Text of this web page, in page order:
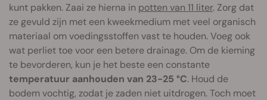
kunt pakken. Zaai ze hierna in potten van 11 liter. Zorg dat
ze gevuld zijn met een kweekmedium met veel organisch
materiaal om voedingsstoffen vast te houden. Voeg ook
wat perliet toe voor een betere drainage. Om de kieming
te bevorderen, kun je het beste een constante
temperatuur aanhouden van 23-25 °C. Houd de
bodem vochtig, zodat je zaden niet uitdrogen. Toch moet